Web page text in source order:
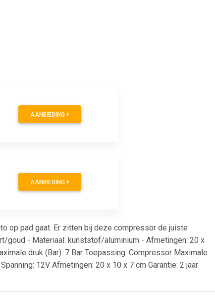
AANBIEDING
AANBIEDING
op pad gaat. Er zitten bij deze compressor de juiste
goud - Materiaal: kunststof/aluminium - Afmetingen: 20 x
druk (Bar): 7 Bar Toepassing: Compressor Maximale
12V Afmetingen: 20 x 10 x 7 cm Garantie: 2 jaar